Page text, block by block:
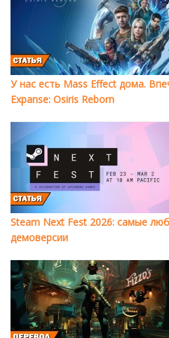
У нас есть Mass Effect дома.
Expanse: Osiris Reborn
Steam Next Fest 2026: самые
демоверсии